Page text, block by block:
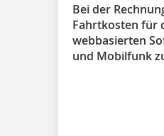
Bei der
Fahrtkosten für
webbasierten
und Mobilfunk